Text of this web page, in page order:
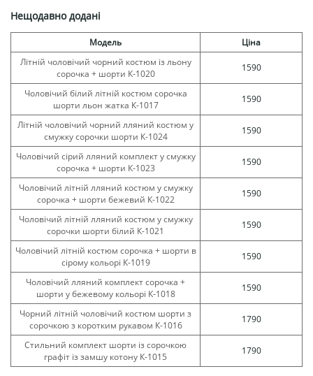
Нещодавно додані
Модель
Ціна
Літній чоловічий чорний костюм із льону
сорочка + шорти К-1020
1590
Чоловічий білий літній костюм сорочка
шорти льон жатка К-1017
1590
Літній чоловічий чорний лляний костюм у
смужку сорочки шорти К-1024
1590
Чоловічий сірий лляний комплект у смужку
сорочка + шорти К-1023
1590
Чоловічий літній лляний костюм у смужку
сорочка + шорти бежевий К-1022
1590
Чоловічий літній лляний костюм у смужку
сорочки шорти білий К-1021
1590
Чоловічий літній костюм сорочка + шорти в
сірому кольорі К-1019
1590
Чоловічий лляний комплект сорочка +
шорти у бежевому кольорі К-1018
1590
Чорний літній чоловічий костюм шорти з
сорочкою з коротким рукавом К-1016
1790
Стильний комплект шорти із сорочкою
графіт із замшу котону К-1015
1790